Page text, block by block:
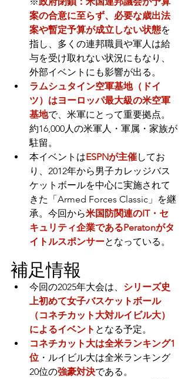
案の合意に至らず、必要な歳出法
案や暫定予算が成立しない状態を
指し、多くの連邦職員や軍人は給
与を受け取れない状況にもなり、
外部イベントにも影響が出る。
ラムシュタイン空軍基地（ドイ
ツ）はヨーロッパ最大級の米空軍
基地で、米軍にとって重要拠点。
約16,000人の米軍人・軍属・家族が
駐留。
本イベントはESPNが主催してお
り、2012年から男子カレッジバス
ケットボールを中心に実施されて
きた「Armed Forces Classic」を継
承。今回から米国防関連のIT・セ
キュリティ企業であるPeratonがタ
イトルスポンサーとなっている。
補足情報
今回の2025年大会は、 シリーズ史
上初めて女子バスケットボール
（コネチカット大対ルイビル大）
によるイベント となる予定。
コネチカット大は全米ランキング1
位 ・ルイビル大は全米ランキング
20位の強豪対決である。